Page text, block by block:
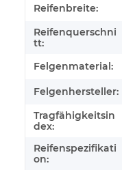
Produkteigenschaft
Wert
Reifenbreite:
Reifenquerschni
tt:
Felgenmaterial:
Felgenhersteller:
Tragfähigkeitsin
dex:
Reifenspezifikati
on: